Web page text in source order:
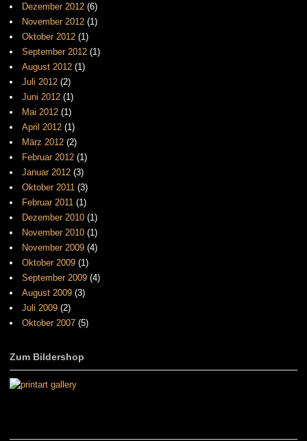
Dezember 2012 (6)
November 2012 (1)
Oktober 2012 (1)
September 2012 (1)
August 2012 (1)
Juli 2012 (2)
Juni 2012 (1)
Mai 2012 (1)
April 2012 (1)
März 2012 (2)
Februar 2012 (1)
Januar 2012 (3)
Oktober 2011 (3)
Februar 2011 (1)
Dezember 2010 (1)
November 2010 (1)
November 2009 (4)
Oktober 2009 (1)
September 2009 (4)
August 2009 (3)
Juli 2009 (2)
Oktober 2007 (5)
Zum Bildershop